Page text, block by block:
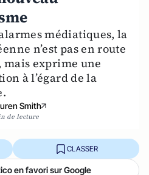
médiatiques, la
n’est pas en route
mais exprime une
à l’égard de la
Smith
de lecture
CLASSER
en favori sur Google